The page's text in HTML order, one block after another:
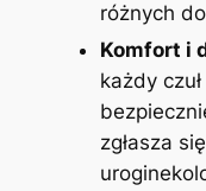
różnych
Komfort i
każdy
zgłasza